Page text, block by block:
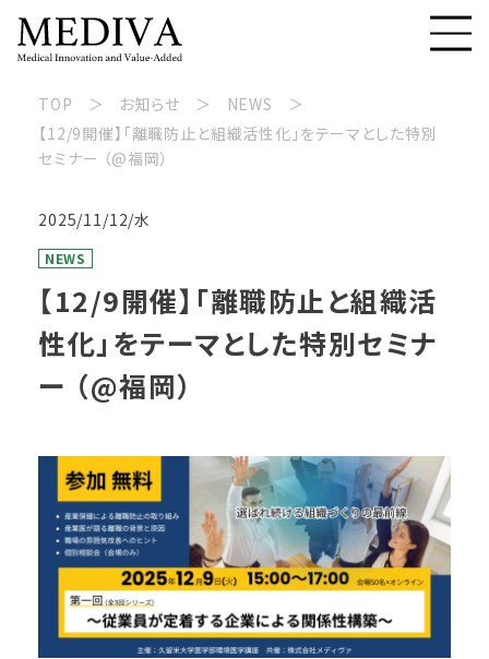
TOP お知らせ
NEWS
【12/9開催】「離職防止と組織活性化」をテーマとした特別
セミナー （@福岡）
2025/11/12/水
NEWS
【12/9開催】「離職防止と組織活
性化」をテーマとした特別セミナ
ー （@福岡）